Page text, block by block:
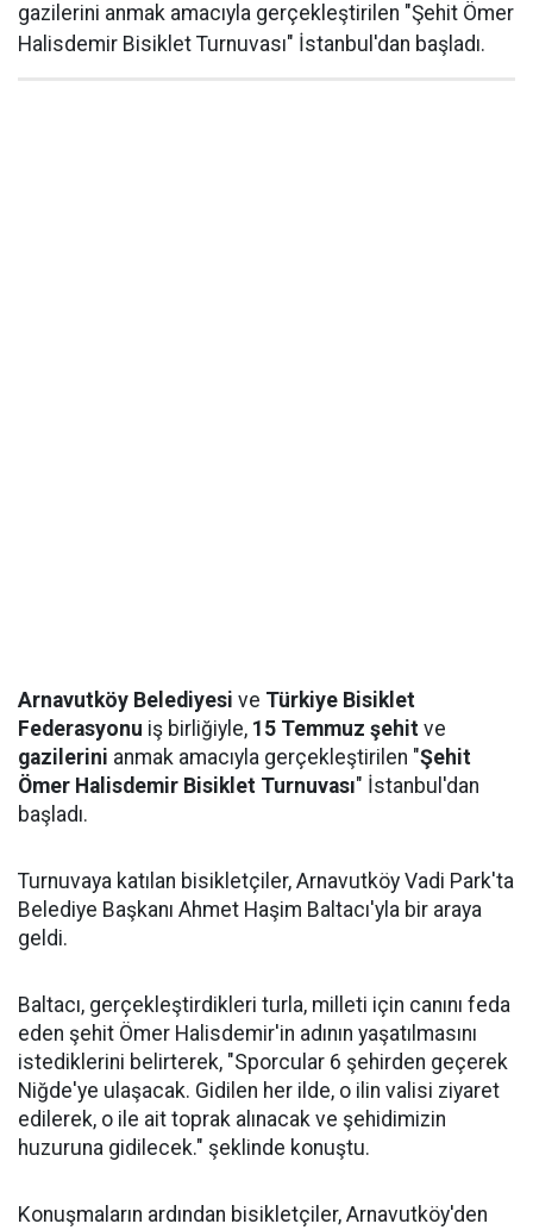
gazilerini anmak amacıyla gerçekleştirilen "Şehit Ömer
Halisdemir Bisiklet Turnuvası" İstanbul'dan başladı.
Arnavutköy Belediyesi ve Türkiye Bisiklet
Federasyonu iş birliğiyle, 15 Temmuz şehit ve
gazilerini anmak amacıyla gerçekleştirilen "Şehit
Ömer Halisdemir Bisiklet Turnuvası" İstanbul'dan
başladı.
Turnuvaya katılan bisikletçiler, Arnavutköy Vadi Park'ta
Belediye Başkanı Ahmet Haşim Baltacı'yla bir araya
geldi.
Baltacı, gerçekleştirdikleri turla, milleti için canını feda
eden şehit Ömer Halisdemir'in adının yaşatılmasını
istediklerini belirterek, "Sporcular 6 şehirden geçerek
Niğde'ye ulaşacak. Gidilen her ilde, o ilin valisi ziyaret
edilerek, o ile ait toprak alınacak ve şehidimizin
huzuruna gidilecek." şeklinde konuştu.
Konuşmaların ardından bisikletçiler, Arnavutköy'den